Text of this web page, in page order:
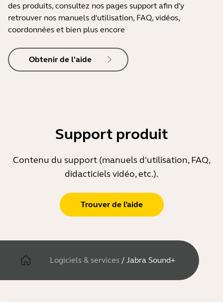
des produits, consultez nos pages support afin d'y
retrouver nos manuels d'utilisation, FAQ, vidéos,
coordonnées et bien plus encore
Obtenir de l'aide
Support produit
Contenu du support (manuels d'utilisation, FAQ,
didacticiels vidéo, etc.).
Trouver de l’aide
Logiciels & services / Jabra Sound+